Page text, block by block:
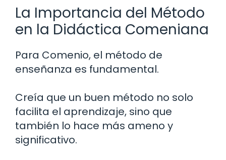
La Importancia del Método
en la Didáctica Comeniana
Para Comenio, el método de
enseñanza es fundamental.
Creía que un buen método no solo
facilita el aprendizaje, sino que
también lo hace más ameno y
significativo.